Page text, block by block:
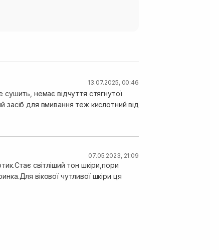
13.07.2025, 00:46
сушить, немає відчуття стягнутої
засіб для вмивання теж кислотний від
07.05.2023, 21:09
світліший тон шкіри,пори
вікової чутливої шкіри ця